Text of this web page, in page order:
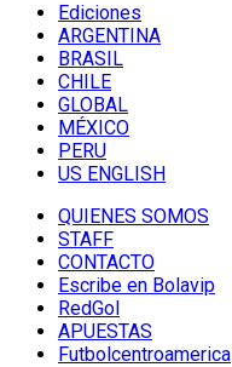
Ediciones
ARGENTINA
BRASIL
CHILE
GLOBAL
MÉXICO
PERU
US ENGLISH
QUIENES SOMOS
STAFF
CONTACTO
Escribe en Bolavip
RedGol
APUESTAS
Futbolcentroamerica